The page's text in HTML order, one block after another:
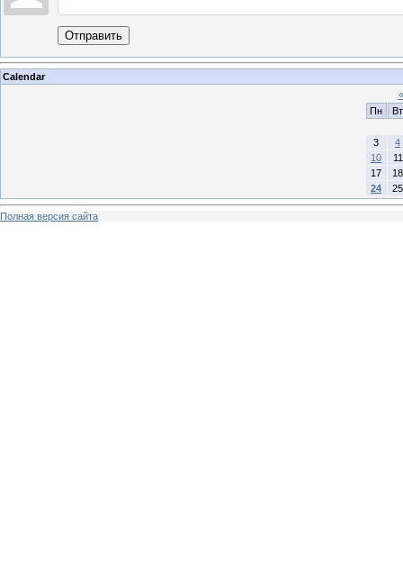
Отправить
Calendar
«
Пн
Вт
3
4
10
11
17
18
24
25
Полная версия сайта